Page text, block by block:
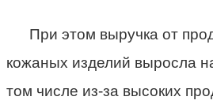
При этом выручка от
кожаных изделий выросла
том числе из-за высоких